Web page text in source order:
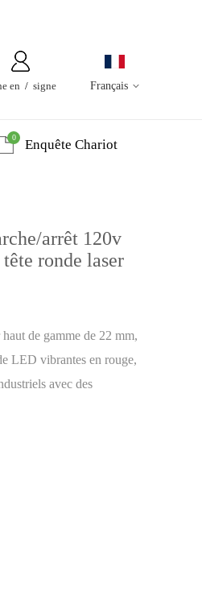
Français
en / signe
Enquête Chariot
0
arrêt 120v
ronde laser
de gamme de 22 mm,
LED vibrantes en rouge,
avec des